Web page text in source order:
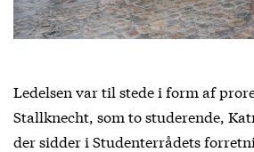
Ledelsen var til stede i form af
Stallknecht, som to studerende,
der sidder i Studenterrådets